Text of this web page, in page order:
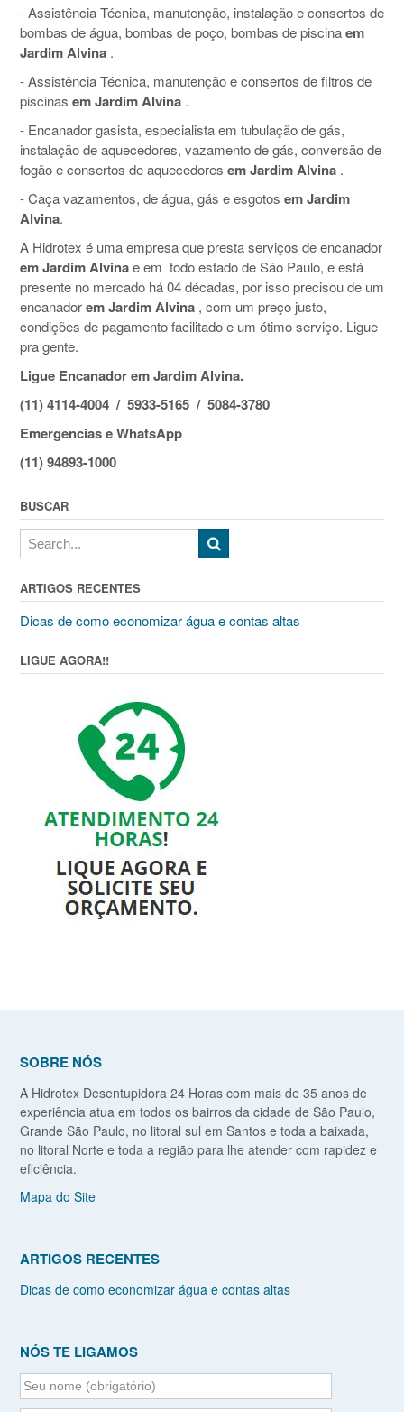
- Assistência Técnica, manutenção, instalação e consertos de
bombas de água, bombas de poço, bombas de piscinaem
Jardim Alvina .
- Assistência Técnica, manutenção e consertos de filtros de
piscinas em Jardim Alvina .
- Encanador gasista, especialista em tubulação de gás,
instalação de aquecedores, vazamento de gás, conversão de
fogão e consertos de aquecedores em Jardim Alvina .
- Caça vazamentos, de água, gás e esgotos em Jardim
Alvina.
A Hidrotex é uma empresa que presta serviços de encanador
em Jardim Alvinae em todo estado de São Paulo, e está
presente no mercado há 04 décadas, por isso precisou de um
encanadorem Jardim Alvina , com um preço justo,
condições de pagamento facilitado e um ótimo serviço. Ligue
pra gente.
Ligue Encanador em Jardim Alvina.
(11) 4114-4004 / 5933-5165 / 5084-3780
Emergencias e WhatsApp
(11) 94893-1000
BUSCAR
ARTIGOS RECENTES
Dicas de como economizar água e contas altas
LIGUE AGORA!!
SOBRE NÓS
A Hidrotex Desentupidora 24 Horas com mais de 35 anos de
experiência atua em todos os bairros da cidade de São Paulo,
Grande São Paulo, no litoral sul em Santos e toda a baixada,
no litoral Norte e toda a região para lhe atender com rapidez e
eficiência.
Mapa do Site
ARTIGOS RECENTES
Dicas de como economizar água e contas altas
NÓS TE LIGAMOS